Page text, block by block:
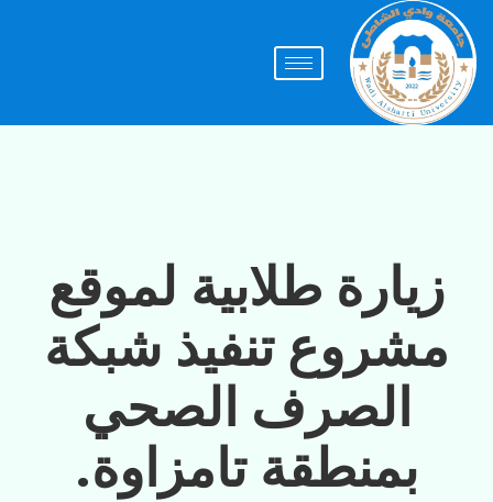
زيارة طلابية لموقع
مشروع تنفيذ شبكة
الصرف الصحي
بمنطقة تامزاوة.